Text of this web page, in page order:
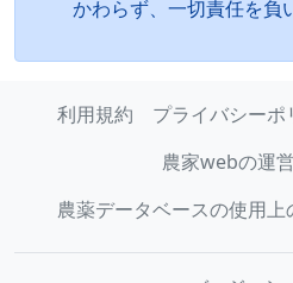
かわらず、一切責任を負
利用規約 プライバシーポ
農家webの運
農薬データベースの使用上